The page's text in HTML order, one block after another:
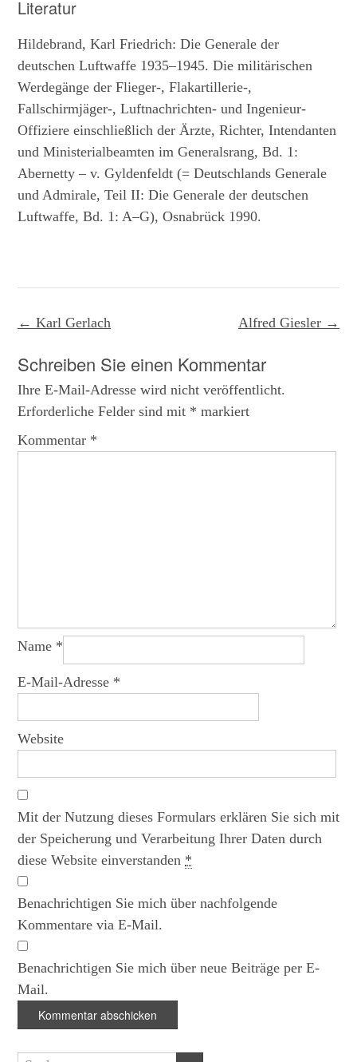
Literatur
Hildebrand, Karl Friedrich: Die Generale der
deutschen Luftwaffe 1935­–1945. Die militärischen
Werdegänge der Flieger-, Flakartillerie-,
Fallschirmjäger-, Luftnachrichten- und Ingenieur-
Offiziere einschließlich der Ärzte, Richter, Intendanten
und Ministerialbeamten im Generalsrang, Bd. 1:
Abernetty – v. Gyldenfeldt (= Deutschlands Generale
und Admirale, Teil II: Die Generale der deutschen
Luftwaffe, Bd. 1: A–G), Osnabrück 1990.
Post
navigation
Alfred Giesler →
← Karl Gerlach
Schreiben Sie einen Kommentar
Ihre E-Mail-Adresse wird nicht veröffentlicht.
Erforderliche Felder sind mit * markiert
Kommentar *
Name *
E-Mail-Adresse *
Website
Mit der Nutzung dieses Formulars erklären Sie sich mit
der Speicherung und Verarbeitung Ihrer Daten durch
diese Website einverstanden *
Benachrichtigen Sie mich über nachfolgende
Kommentare via E-Mail.
Benachrichtigen Sie mich über neue Beiträge per E-
Mail.